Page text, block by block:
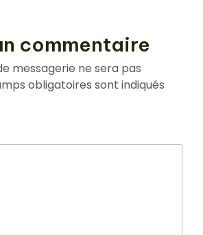
commentaire
messagerie ne sera pas
obligatoires sont indiqués